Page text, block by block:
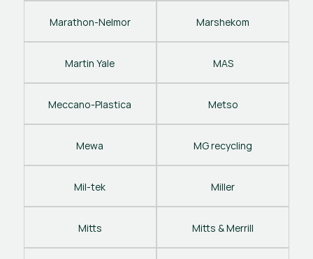
Marathon-Nelmor Marshekom
Martin Yale MAS
Meccano-Plastica Metso
Mewa MG recycling
Mil-tek Miller
Mitts Mitts & Merrill